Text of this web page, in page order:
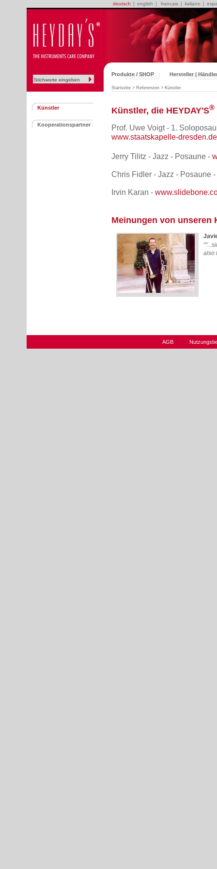
deutsch | english | francais | italiano |
Produkte / SHOP Hersteller |
Startseite > Referenzen > Künstler
Künstler
Kooperationspartner
Künstler, die HEYDAY'S®
Prof. Uwe Voigt - 1.
www.staatskapelle-dresden.de
Jerry Tilitz - Jazz - Posaune -
Chris Fidler - Jazz - Posaune -
Irvin Karan -
Meinungen von unseren
also
AGB